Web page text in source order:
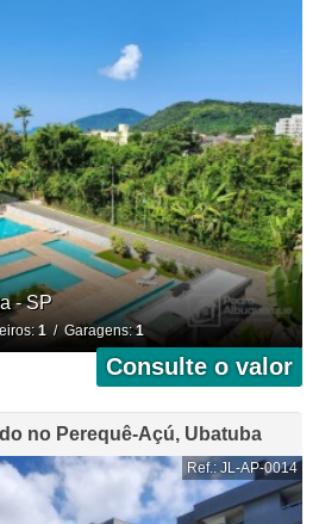
- SP
1/ Garagens:1
Consulte o valor
no Perequê-Açú, Ubatuba
Ref.: JL-AP-0014